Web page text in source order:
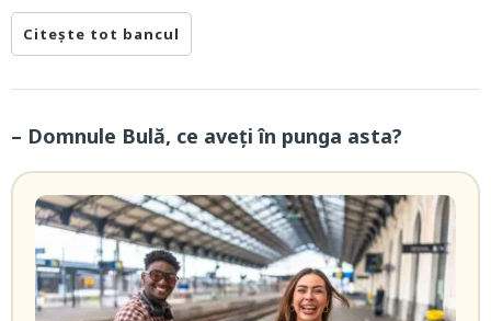
Citește tot bancul
– Domnule Bulă, ce aveți în punga asta?